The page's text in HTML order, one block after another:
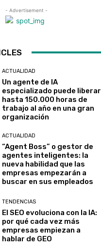
- Advertisement -
ACTUALIDAD
Un agente de IA
especializado puede liberar
hasta 150.000 horas de
trabajo al año en una gran
organización
ACTUALIDAD
“Agent Boss” o gestor de
agentes inteligentes: la
nueva habilidad que las
empresas empezarán a
buscar en sus empleados
TENDENCIAS
El SEO evoluciona con la IA:
por qué cada vez más
empresas empiezan a
hablar de GEO